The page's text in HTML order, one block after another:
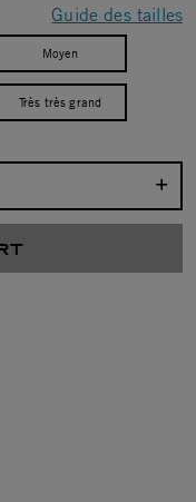
Guide des tailles
Moyen
Très très grand